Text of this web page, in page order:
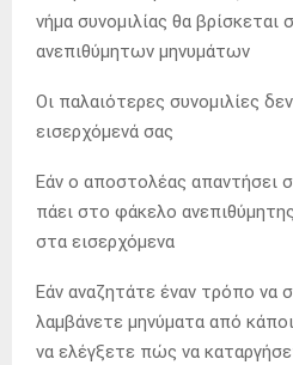
νήμα συνομιλίας θα βρίσκεται
ανεπιθύμητων μηνυμάτων
Οι παλαιότερες συνομιλίες
εισερχόμενά σας
Εάν ο αποστολέας απαντήσει
πάει στο φάκελο
στα εισερχόμενα
Εάν αναζητάτε έναν τρόπο να
λαμβάνετε μηνύματα από
να ελέγξετε πώς να